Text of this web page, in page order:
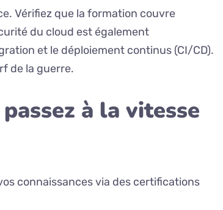
Vérifiez que la formation couvre
du cloud est également
et le déploiement continus (CI/CD).
de la guerre.
à la vitesse
connaissances via des certifications